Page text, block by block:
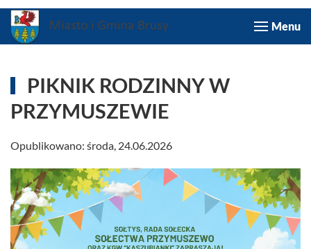
Menu
PIKNIK RODZINNY W
PRZYMUSZEWIE
Opublikowano: środa, 24.06.2026